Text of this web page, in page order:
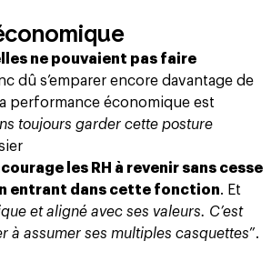
ne pouvaient pas faire
dû s’emparer encore davantage de
performance économique est
toujours garder cette posture
les RH à revenir sans cesse
entrant dans cette fonction. Et
et aligné avec ses valeurs. C’est
à assumer ses multiples casquettes”.